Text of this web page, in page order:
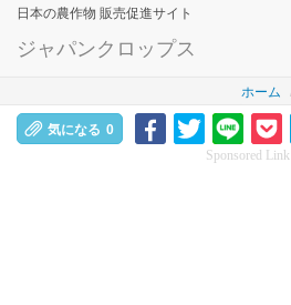
日本の農作物 販売促進サイト
ジャパンクロップス
ホーム
気になる 0
Sponsored Link